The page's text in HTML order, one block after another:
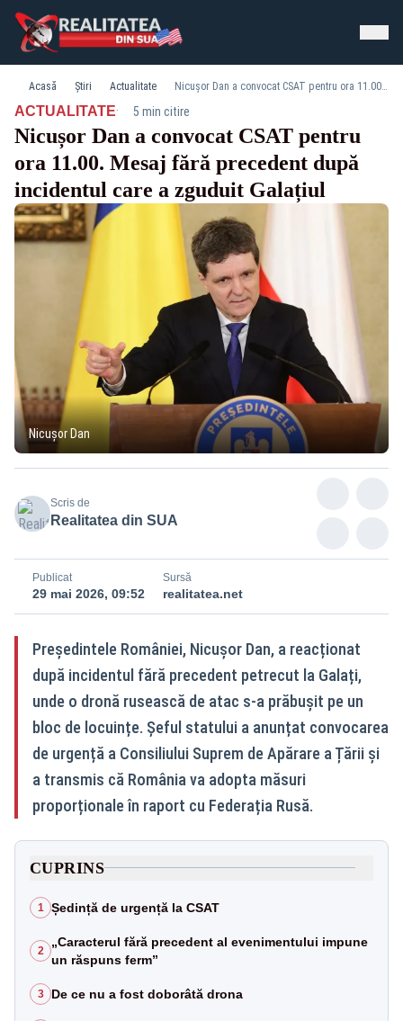
Acasă Știri Actualitate Nicușor Dan a convocat CSAT pentru ora 11.00. Mesaj fără precedent după incidentul care a zguduit Galațiul
ACTUALITATE· 5 min citire
Nicușor Dan a convocat CSAT pentru
ora 11.00. Mesaj fără precedent după
incidentul care a zguduit Galațiul
Nicușor Dan
Scris de
Realitatea din SUA
Publicat
29 mai 2026, 09:52
Sursă
realitatea.net
Președintele României, Nicușor Dan, a reacționat
după incidentul fără precedent petrecut la Galați,
unde o dronă rusească de atac s-a prăbușit pe un
bloc de locuințe. Șeful statului a anunțat convocarea
de urgență a Consiliului Suprem de Apărare a Țării și
a transmis că România va adopta măsuri
proporționale în raport cu Federația Rusă.
CUPRINS
1 Ședință de urgență la CSAT
2
„Caracterul fără precedent al evenimentului impune
un răspuns ferm”
3 De ce nu a fost doborâtă drona